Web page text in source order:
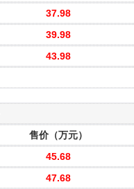
37.98
39.98
43.98
售价（万元）
45.68
47.68